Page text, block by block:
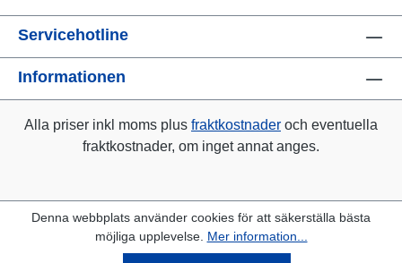
Servicehotline
Informationen
Alla priser inkl moms plus fraktkostnader och eventuella
fraktkostnader, om inget annat anges.
Denna webbplats använder cookies för att säkerställa bästa
möjliga upplevelse. Mer information...